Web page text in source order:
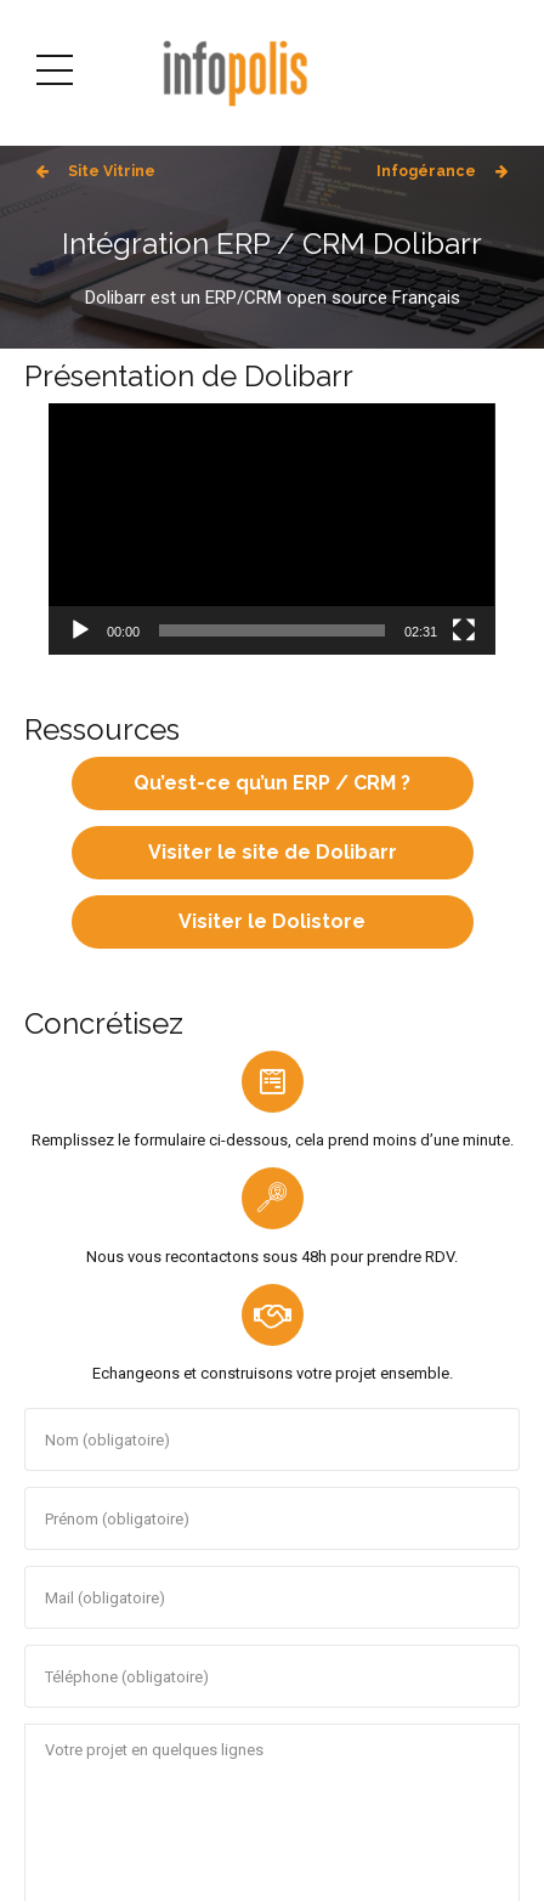
Site Vitrine Infogérance
Intégration ERP / CRM Dolibarr
Dolibarr est un ERP/CRM open source Français
Présentation de Dolibarr
00:00 02:31
Ressources
Qu’est-ce qu’un ERP / CRM ?
Visiter le site de Dolibarr
Visiter le Dolistore
Concrétisez
Remplissez le formulaire ci-dessous, cela prend moins d’une minute.
Nous vous recontactons sous 48h pour prendre RDV.
Echangeons et construisons votre projet ensemble.